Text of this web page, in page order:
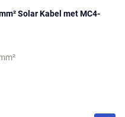
Solar Kabel met MC4-